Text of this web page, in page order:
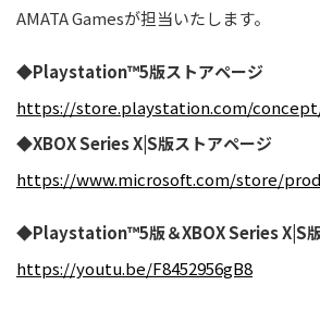
AMATA Gamesが担当いたします。
◆Playstation™5版ストアページ
https://store.playstation.com/
◆XBOX Series X|S版ストアページ
https://www.microsoft.com/store/
◆Playstation™5版＆XBOX Series X|S
https://youtu.be/F8452956gB8